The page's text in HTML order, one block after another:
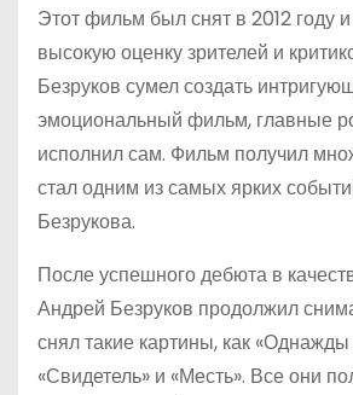
Этот фильм был снят в 2012 году
высокую оценку зрителей и
Безруков сумел создать
эмоциональный фильм, главные
исполнил сам. Фильм получил
стал одним из самых ярких
Безрукова.
После успешного дебюта в
Андрей Безруков продолжил
снял такие картины, как
«Свидетель» и «Месть». Все они